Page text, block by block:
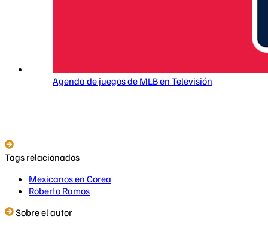
Agenda de juegos de MLB en Televisión
Tags relacionados
Mexicanos en Corea
Roberto Ramos
Sobre el autor